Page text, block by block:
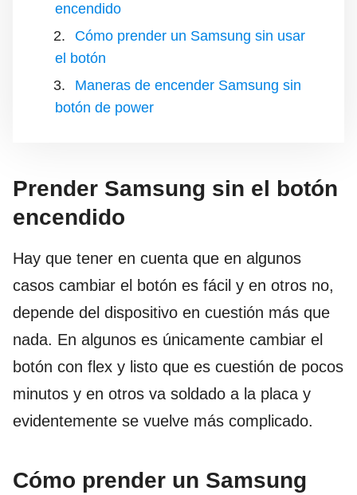
encendido
Cómo prender un Samsung sin usar
el botón
Maneras de encender Samsung sin
botón de power
Prender Samsung sin el botón
encendido
Hay que tener en cuenta que en algunos
casos cambiar el botón es fácil y en otros no,
depende del dispositivo en cuestión más que
nada. En algunos es únicamente cambiar el
botón con flex y listo que es cuestión de pocos
minutos y en otros va soldado a la placa y
evidentemente se vuelve más complicado.
Cómo prender un Samsung